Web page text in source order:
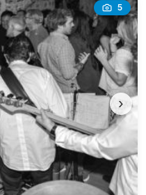
5
›